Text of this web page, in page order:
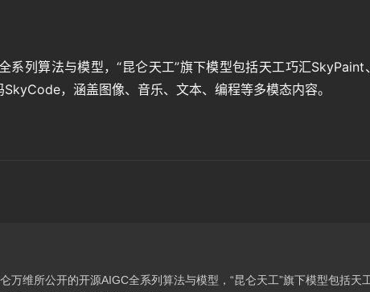
系列算法与模型，“昆仑天工”旗下模型包括天工巧汇SkyPaint
，涵盖图像、音乐、文本、编程等多模态内容。